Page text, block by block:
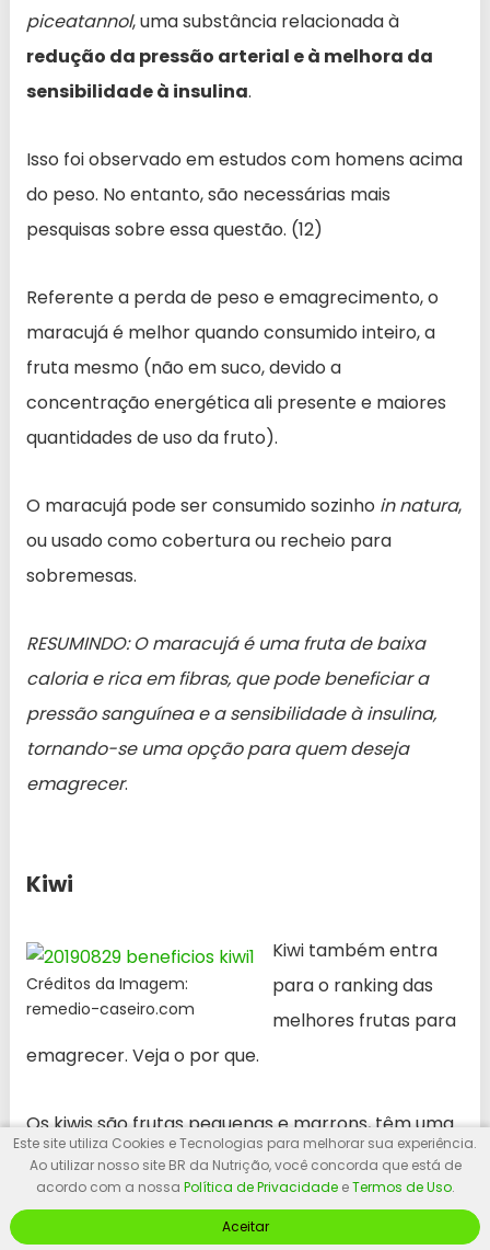
piceatannol, uma substância relacionada à
redução da pressão arterial e à melhora da
sensibilidade à insulina.
Isso foi observado em estudos com homens acima
do peso. No entanto, são necessárias mais
pesquisas sobre essa questão. (12)
Referente a perda de peso e emagrecimento, o
maracujá é melhor quando consumido inteiro, a
fruta mesmo (não em suco, devido a
concentração energética ali presente e maiores
quantidades de uso da fruto).
O maracujá pode ser consumido sozinho in natura,
ou usado como cobertura ou recheio para
sobremesas.
RESUMINDO: O maracujá é uma fruta de baixa
caloria e rica em fibras, que pode beneficiar a
pressão sanguínea e a sensibilidade à insulina,
tornando-se uma opção para quem deseja
emagrecer.
Kiwi
Créditos da Imagem:
remedio-caseiro.com
Kiwi também entra
para o ranking das
melhores frutas para
emagrecer. Veja o por que.
Os kiwis são frutas pequenas e marrons, têm uma
polpa verde brilhante e pequeninas sementes
pretas no seu interior.
Este site utiliza Cookies e Tecnologias para melhorar sua experiência.
Ao utilizar nosso site BR da Nutrição, você concorda que está de
acordo com a nossa Política de PrivacidadeeTermos de Uso.
Aceitar